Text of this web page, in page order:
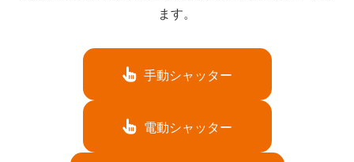
ます。
手動シャッター
電動シャッター